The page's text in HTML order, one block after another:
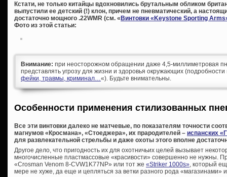
Кстати, не только китайцы вдохновились брутальным обликом
выпустили ее детский (!) клон, причем не пневматический, а
достаточно мощного .22WMR (см. « Винтовки «Keystone Sporting
Фото из этой статьи:
Внимание: при неосторожном обращении даже 4,5-миллиметровая
представлять угрозу для жизни и здоровья окружающих (подробности
фейки, травмы, криминал…«). Будьте внимательны.
Особенности применения стилизованных
Все эти винтовки далеко не матчевые, по показателям точности
магнумов «Кросмана», «Стоеджера», их прародителей – испанских
для развлекательной стрельбы и даже охоты этого вполне
Другое дело, что пригодность их для охотничьих целей вызывает
многочисленные пластмассовые «красивости» совершенно не нужны.
«Crosman Venom 8-CVW1K77NP» или тот же «Striker 1000s», который
мере не хуже, да еще и цепляться за ветки разного рода «магазинами»